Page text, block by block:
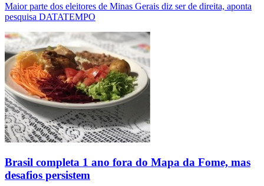
Maior parte dos eleitores de Minas Gerais diz ser de direita, aponta
pesquisa DATATEMPO
Brasil completa 1 ano fora do Mapa da Fome, mas
desafios persistem